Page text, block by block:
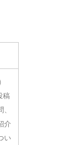
稿
介
い